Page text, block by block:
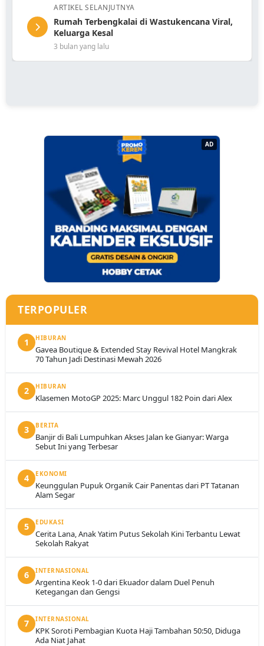
ARTIKEL SELANJUTNYA
Rumah Terbengkalai di Wastukencana Viral,
Keluarga Kesal
3 bulan yang lalu
AD
TERPOPULER
1 HIBURAN
Gavea Boutique & Extended Stay Revival Hotel Mangkrak
70 Tahun Jadi Destinasi Mewah 2026
2 HIBURAN
Klasemen MotoGP 2025: Marc Unggul 182 Poin dari Alex
3 BERITA
Banjir di Bali Lumpuhkan Akses Jalan ke Gianyar: Warga
Sebut Ini yang Terbesar
4 EKONOMI
Keunggulan Pupuk Organik Cair Panentas dari PT Tatanan
Alam Segar
5 EDUKASI
Cerita Lana, Anak Yatim Putus Sekolah Kini Terbantu Lewat
Sekolah Rakyat
6 INTERNASIONAL
Argentina Keok 1-0 dari Ekuador dalam Duel Penuh
Ketegangan dan Gengsi
7 INTERNASIONAL
KPK Soroti Pembagian Kuota Haji Tambahan 50:50, Diduga
Ada Niat Jahat